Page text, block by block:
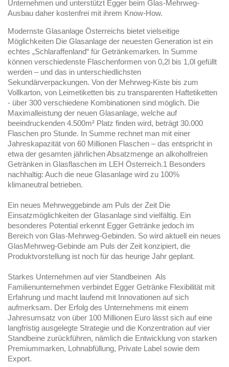
Unternehmen und unterstützt Egger beim Glas-Mehrweg-
Ausbau daher kostenfrei mit ihrem Know-How.
Modernste Glasanlage Österreichs bietet vielseitige
Möglichkeiten Die Glasanlage der neuesten Generation ist ein
echtes „Schlaraffenland“ für Getränkemarken. In Summe
können verschiedenste Flaschenformen von 0,2l bis 1,0l gefüllt
werden – und das in unterschiedlichsten
Sekundärverpackungen. Von der Mehrweg-Kiste bis zum
Vollkarton, von Leimetiketten bis zu transparenten Haftetiketten
- über 300 verschiedene Kombinationen sind möglich. Die
Maximalleistung der neuen Glasanlage, welche auf
beeindruckenden 4.500m² Platz finden wird, beträgt 30.000
Flaschen pro Stunde. In Summe rechnet man mit einer
Jahreskapazität von 60 Millionen Flaschen – das entspricht in
etwa der gesamten jährlichen Absatzmenge an alkoholfreien
Getränken in Glasflaschen im LEH Österreich.1 Besonders
nachhaltig: Auch die neue Glasanlage wird zu 100%
klimaneutral betrieben.
Ein neues Mehrweggebinde am Puls der Zeit Die
Einsatzmöglichkeiten der Glasanlage sind vielfältig. Ein
besonderes Potential erkennt Egger Getränke jedoch im
Bereich von Glas-Mehrweg-Gebinden. So wird aktuell ein neues
GlasMehrweg-Gebinde am Puls der Zeit konzipiert, die
Produktvorstellung ist noch für das heurige Jahr geplant.
Starkes Unternehmen auf vier Standbeinen Als
Familienunternehmen verbindet Egger Getränke Flexibilität mit
Erfahrung und macht laufend mit Innovationen auf sich
aufmerksam. Der Erfolg des Unternehmens mit einem
Jahresumsatz von über 100 Millionen Euro lässt sich auf eine
langfristig ausgelegte Strategie und die Konzentration auf vier
Standbeine zurückführen, nämlich die Entwicklung von starken
Premiummarken, Lohnabfüllung, Private Label sowie dem
Export.